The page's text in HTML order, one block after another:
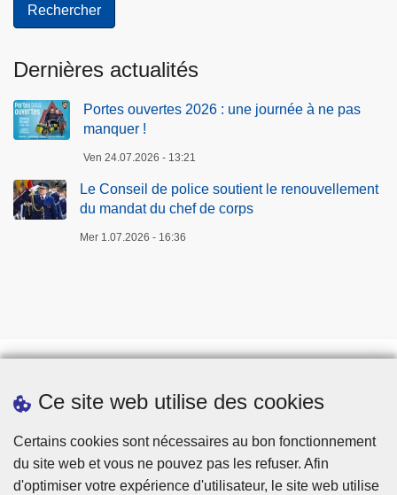
Ce site web utilise des cookies
Certains cookies sont nécessaires au bon fonctionnement
du site web et vous ne pouvez pas les refuser. Afin
d'optimiser votre expérience d'utilisateur, le site web utilise
Dernières actualités
Portes ouvertes 2026 : une journée à ne pas
manquer !
Ven 24.07.2026 - 13:21
Le Conseil de police soutient le renouvellement
du mandat du chef de corps
Mer 1.07.2026 - 16:36
Téléchargements
Presse